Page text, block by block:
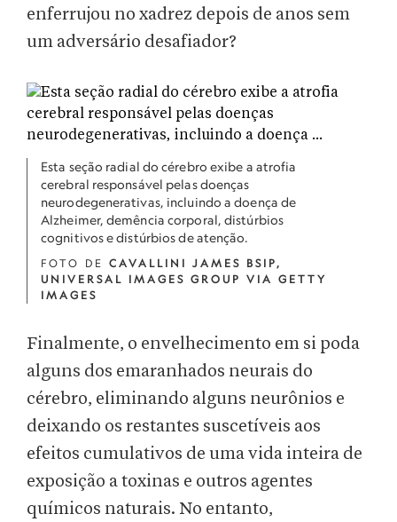
enferrujou no xadrez depois de anos sem
um adversário desafiador?
Esta seção radial do cérebro exibe a atrofia
cerebral responsável pelas doenças
neurodegenerativas, incluindo a doença de
Alzheimer, demência corporal, distúrbios
cognitivos e distúrbios de atenção.
FOTO DE CAVALLINI JAMES BSIP,
UNIVERSAL IMAGES GROUP VIA GETTY
IMAGES
Finalmente, o envelhecimento em si poda
alguns dos emaranhados neurais do
cérebro, eliminando alguns neurônios e
deixando os restantes suscetíveis aos
efeitos cumulativos de uma vida inteira de
exposição a toxinas e outros agentes
químicos naturais. No entanto,